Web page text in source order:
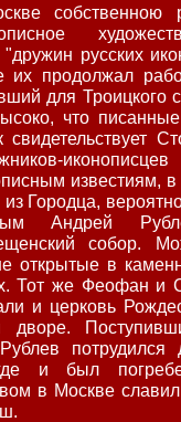
собственною
"дружин русских
их продолжал
для Троицкого
что
известиям, в
Городца,
Андрей
собор.
открытые в
Тот же Феофан и
и церковь
дворе.
потрудился
и был
в Москве